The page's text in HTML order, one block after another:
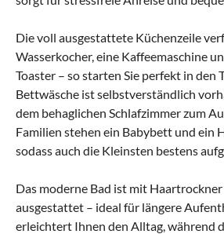
Die voll ausgestattete Küchenzeile
Wasserkocher, eine Kaffeemaschine
Toaster – so starten Sie perfekt in den
Bettwäsche ist selbstverständlich
dem behaglichen Schlafzimmer zum
Familien stehen ein Babybett und ein
sodass auch die Kleinsten bestens
Das moderne Bad ist mit
ausgestattet – ideal für längere
erleichtert Ihnen den Alltag, während